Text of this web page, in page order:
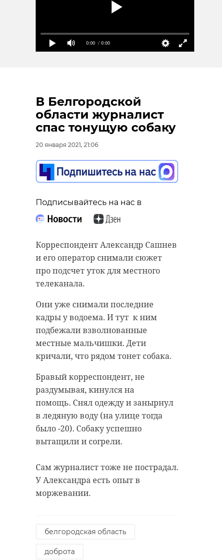
0:00 / 0:00
В Белгородской
области журналист
спас тонущую собаку
20 января 2021, 21:06
Подписывайтесь на нас в
Корреспондент Александр Сашнев
и его оператор снимали сюжет
про подсчет уток для местного
телеканала.
Они уже снимали последние
кадры у водоема. И тут к ним
подбежали взволнованные
местные мальчишки. Дети
кричали, что рядом тонет собака.
Бравый корреспондент, не
раздумывая, кинулся на
помощь. Снял одежду и занырнул
в ледяную воду (на улице тогда
было -20). Собаку успешно
вытащили и согрели.
Сам журналист тоже не пострадал.
У Александра есть опыт в
моржевании.
белгородская область
доброта